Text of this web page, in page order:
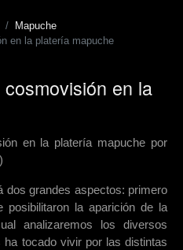
Mapuche
en la platería mapuche
en la
en la platería mapuche por
dos grandes aspectos: primero
posibilitaron la aparición de la
analizaremos los diversos
tocado vivir por las distintas